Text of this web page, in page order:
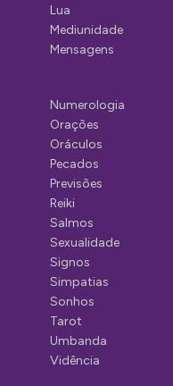
Lua
Mediunidade
Mensagens
Numerologia
Orações
Oráculos
Pecados
Previsões
Reiki
Salmos
Sexualidade
Signos
Simpatias
Sonhos
Tarot
Umbanda
Vidência